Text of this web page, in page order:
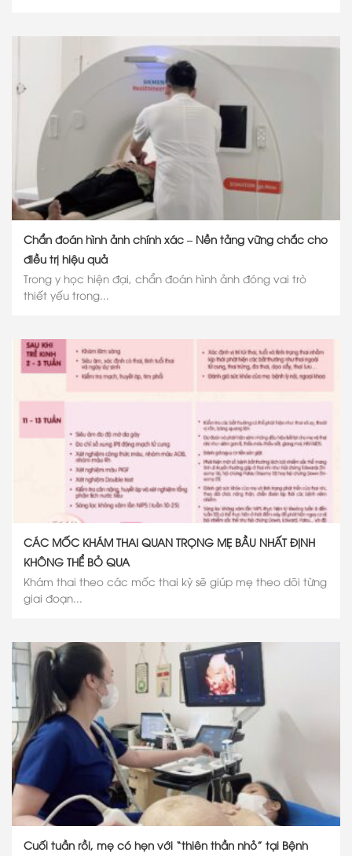
Chẩn đoán hình ảnh chính xác – Nền tảng vững chắc cho
điều trị hiệu quả
Trong y học hiện đại, chẩn đoán hình ảnh đóng vai trò
thiết yếu trong...
CÁC MỐC KHÁM THAI QUAN TRỌNG MẸ BẦU NHẤT ĐỊNH
KHÔNG THỂ BỎ QUA
Khám thai theo các mốc thai kỳ sẽ giúp mẹ theo dõi từng
giai đoạn...
Cuối tuần rồi, mẹ có hẹn với “thiên thần nhỏ” tại Bệnh